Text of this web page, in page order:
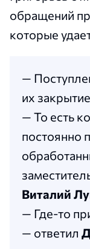
обращений
которые
—
их
— То есть
постоянно
Виталий
— Где-то
— ответил